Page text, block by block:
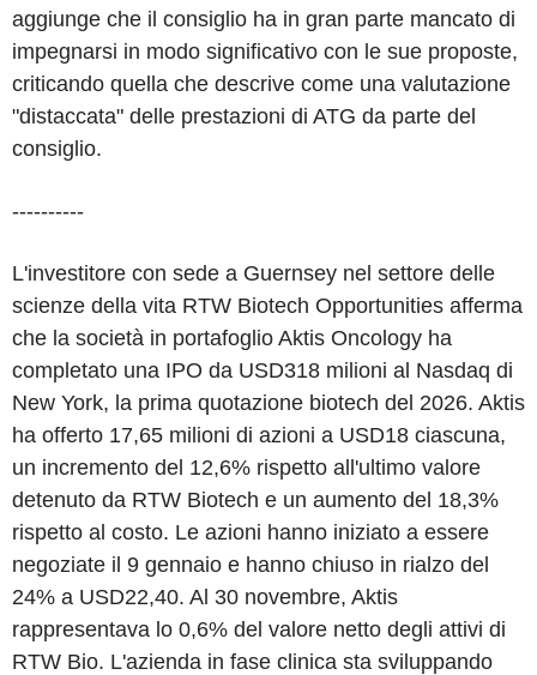
aggiunge che il consiglio ha in gran parte mancato di
impegnarsi in modo significativo con le sue proposte,
criticando quella che descrive come una valutazione
"distaccata" delle prestazioni di ATG da parte del
consiglio.
----------
L'investitore con sede a Guernsey nel settore delle
scienze della vita RTW Biotech Opportunities afferma
che la società in portafoglio Aktis Oncology ha
completato una IPO da USD318 milioni al Nasdaq di
New York, la prima quotazione biotech del 2026. Aktis
ha offerto 17,65 milioni di azioni a USD18 ciascuna,
un incremento del 12,6% rispetto all'ultimo valore
detenuto da RTW Biotech e un aumento del 18,3%
rispetto al costo. Le azioni hanno iniziato a essere
negoziate il 9 gennaio e hanno chiuso in rialzo del
24% a USD22,40. Al 30 novembre, Aktis
rappresentava lo 0,6% del valore netto degli attivi di
RTW Bio. L'azienda in fase clinica sta sviluppando